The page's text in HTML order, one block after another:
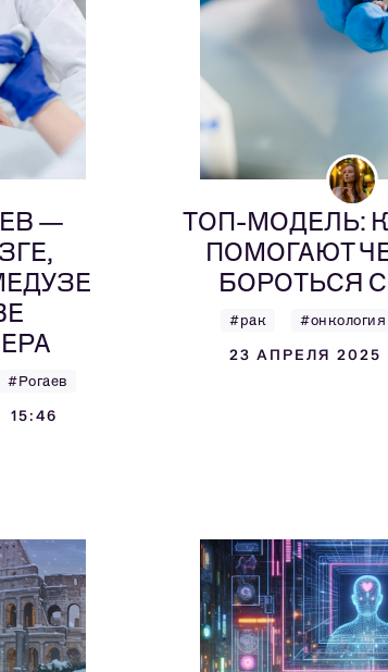
—
#Рогаев
15:46
ТОП-МОДЕЛЬ:
ПОМОГАЮТ
БОРОТЬСЯ
#рак #онкология
23 АПРЕЛЯ 2025